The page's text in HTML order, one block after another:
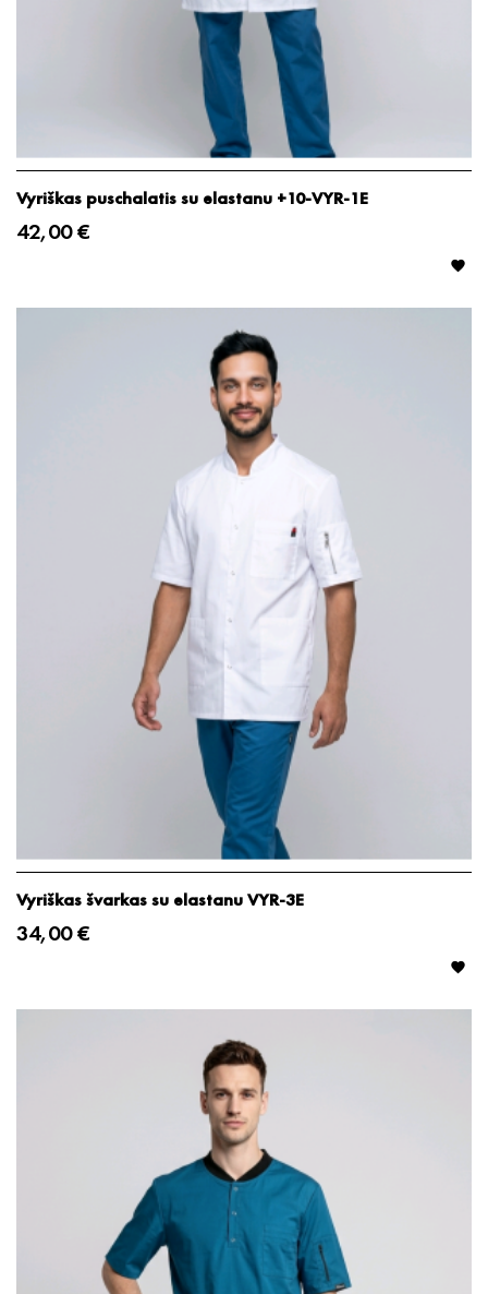
Vyriškas puschalatis su elastanu +10-VYR-1E
42,00 €

Vyriškas švarkas su elastanu VYR-3E
34,00 €
